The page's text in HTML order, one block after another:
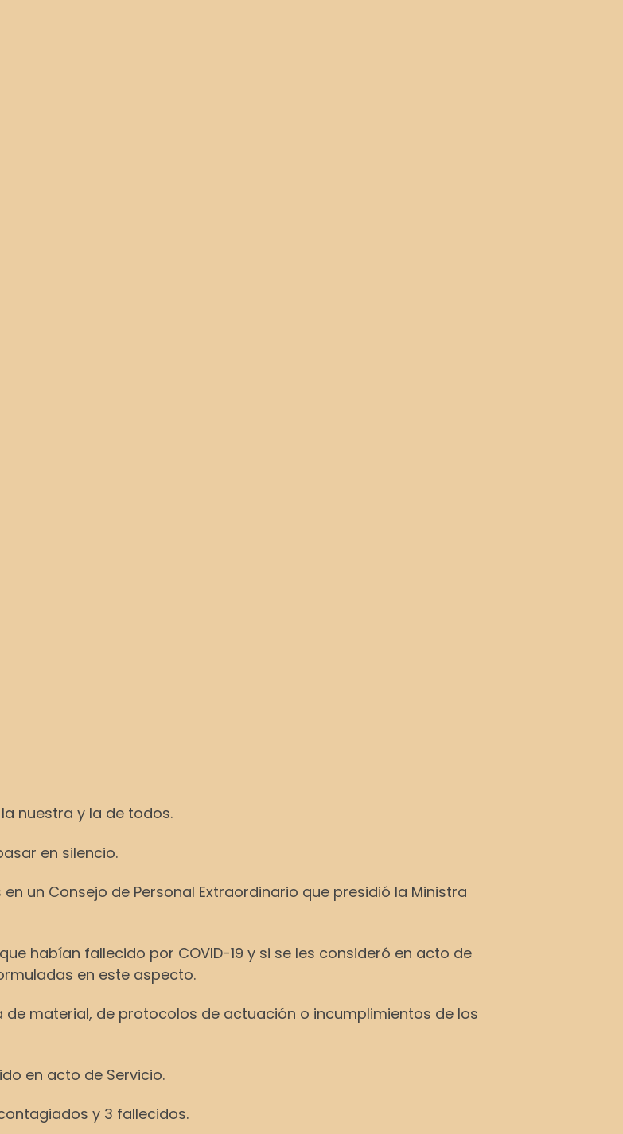
nuestra y la de todos.
en silencio.
un Consejo de Personal Extraordinario que presidió la Ministra
habían fallecido por COVID-19 y si se les consideró en acto de
en este aspecto.
material, de protocolos de actuación o incumplimientos de los
en acto de Servicio.
y 3 fallecidos.